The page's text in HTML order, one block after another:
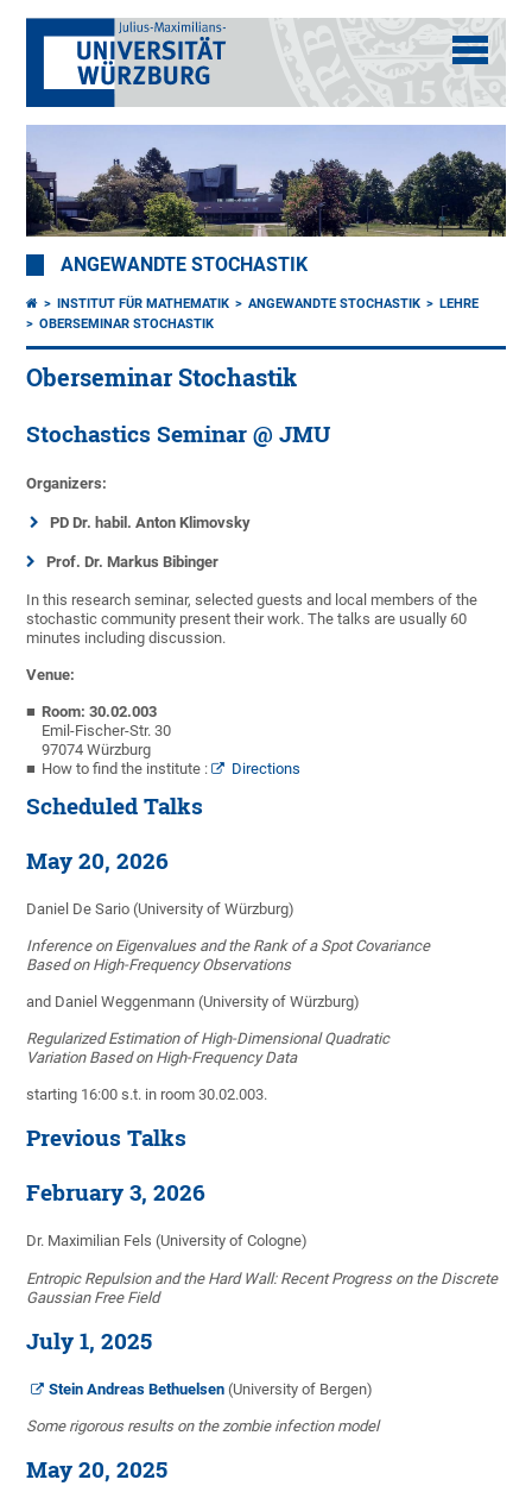
ANGEWANDTE STOCHASTIK
INSTITUT FÜR MATHEMATIK ANGEWANDTE STOCHASTIK
LEHRE
OBERSEMINAR STOCHASTIK
Oberseminar Stochastik
Stochastics Seminar @ JMU
Organizers:
PD Dr. habil. Anton Klimovsky
Prof. Dr. Markus Bibinger
In this research seminar, selected guests and local members of the
stochastic community present their work. The talks are usually 60
minutes including discussion.
Venue:
Room: 30.02.003
Emil-Fischer-Str. 30
97074 Würzburg
How to find the institute :
Directions
Scheduled Talks
May 20, 2026
Daniel De Sario (University of Würzburg)
Inference on Eigenvalues and the Rank of a Spot Covariance
Based on High-Frequency Observations
and Daniel Weggenmann (University of Würzburg)
Regularized Estimation of High-Dimensional Quadratic
Variation Based on High-Frequency Data
starting 16:00 s.t. in room 30.02.003.
Previous Talks
February 3, 2026
Dr. Maximilian Fels (University of Cologne)
Entropic Repulsion and the Hard Wall: Recent Progress on the Discrete
Gaussian Free Field
July 1, 2025
Stein Andreas Bethuelsen (University of Bergen)
Some rigorous results on the zombie infection model
May 20, 2025